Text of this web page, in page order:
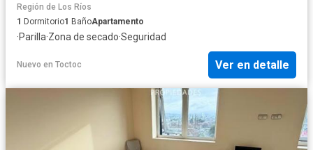
Región de Los Ríos
1 Dormitorio1 BañoApartamento
·Parilla·Zona de secado·Seguridad
Nuevo en Toctoc Ver en detalle